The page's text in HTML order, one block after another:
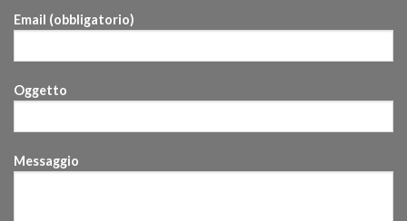
Email (obbligatorio)
Oggetto
Messaggio